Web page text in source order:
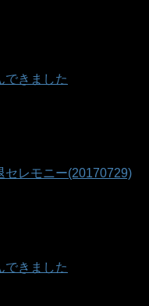
できました
セレモニー(20170729)
できました